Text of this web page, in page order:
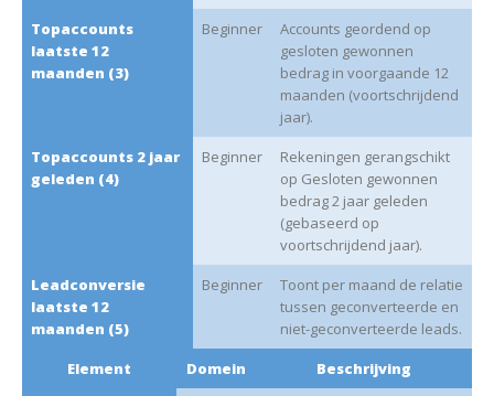
Topaccounts
laatste 12
maanden (3)
Beginner
Accounts geordend op
gesloten gewonnen
bedrag in voorgaande 12
maanden (voortschrijdend
jaar).
Topaccounts 2 jaar
geleden (4)
Beginner
Rekeningen gerangschikt
op Gesloten gewonnen
bedrag 2 jaar geleden
(gebaseerd op
voortschrijdend jaar).
Leadconversie
laatste 12
maanden (5)
Beginner
Toont per maand de relatie
tussen geconverteerde en
niet-geconverteerde leads.
Element
Domein
Beschrijving